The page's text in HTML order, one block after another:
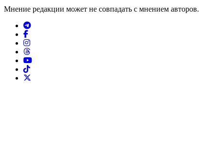
Мнение редакции может не совпадать с мнением авторов.